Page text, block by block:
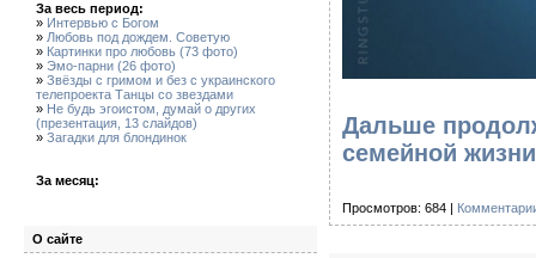
За весь период:
» Интервью с Богом
» Любовь под дождем. Советую
» Картинки про любовь (73 фото)
» Эмо-парни (26 фото)
» Звёзды с гримом и без с украинского
телепроекта Танцы со звездами
» Не будь эгоистом, думай о других
(презентация, 13 слайдов)
» Загадки для блондинок
За месяц:
О сайте
Дальше
семейной
Просмотров: 684 |